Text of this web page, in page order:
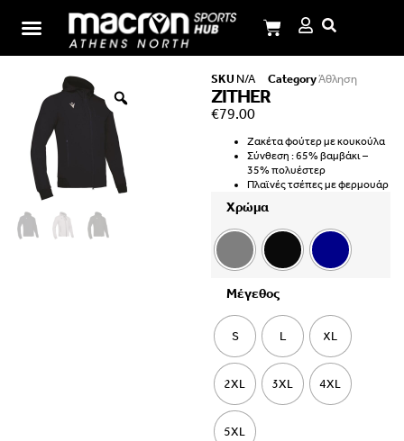
SKU N/A CategoryΆθληση
ZITHER
€79.00
Ζακέτα φούτερ με κουκούλα
Σύνθεση : 65% βαμβάκι –
35% πολυέστερ
Πλαϊνές τσέπες με φερμουάρ
Χρώμα
Μέγεθος
S L XL
2XL 3XL 4XL
5XL